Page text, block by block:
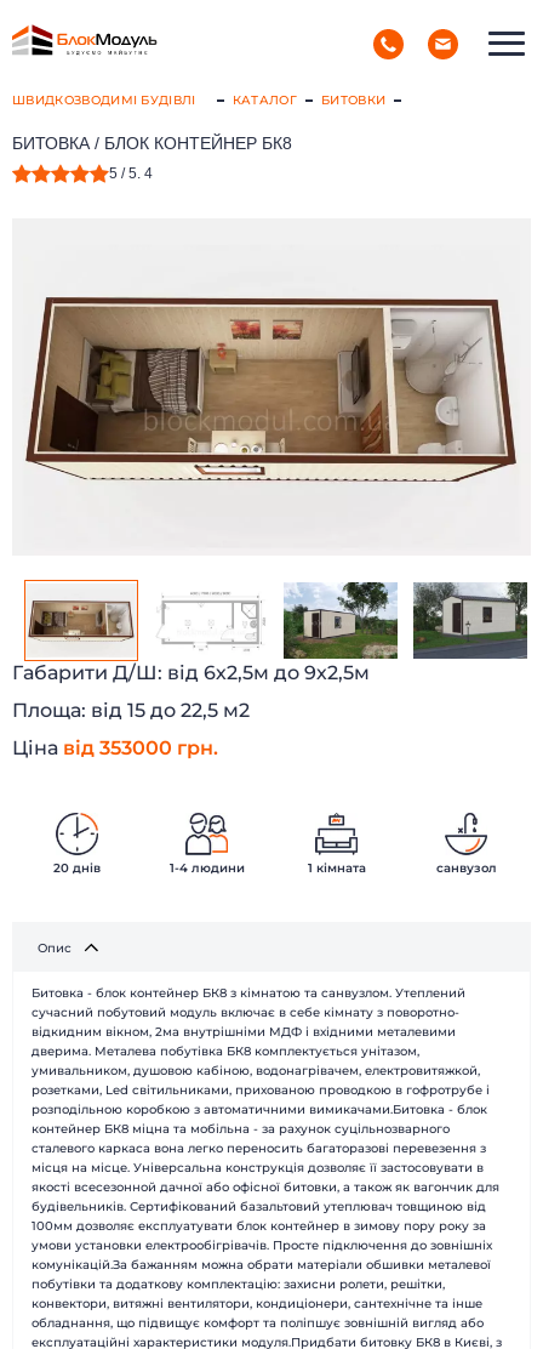
РУС
УКР
Головна
Каталог
Наші роботи
Про компанію
Наші клієнти
Технології
Доставка і монтаж
Питання-відповідь
Новини
Блог
Контакти
Відгуки
ШВИДКОЗВОДИМІ БУДІВЛІ КАТАЛОГ БИТОВКИ
БИТОВКА / БЛОК КОНТЕЙНЕР БК8
5 / 5. 4
Габарити Д/Ш: від 6х2,5м до 9х2,5м
Площа: від 15 до 22,5 м2
Ціна від 353000 грн.
20 днів 1-4 людини 1 кімната санвузол
Опис
Битовка - блок контейнер БК8 з кімнатою та санвузлом. Утеплений
сучасний побутовий модуль включає в себе кімнату з поворотно-
відкидним вікном, 2ма внутрішніми МДФ і вхідними металевими
дверима. Металева побутівка БК8 комплектується унітазом,
умивальником, душовою кабіною, водонагрівачем, електровитяжкой,
розетками, Led світильниками, прихованою проводкою в гофротрубе і
розподільною коробкою з автоматичними вимикачами.Битовка - блок
контейнер БК8 міцна та мобільна - за рахунок суцільнозварного
сталевого каркаса вона легко переносить багаторазові перевезення з
місця на місце. Універсальна конструкція дозволяє її застосовувати в
якості всесезонной дачної або офісної битовки, а також як вагончик для
будівельників. Сертифікований базальтовий утеплювач товщиною від
100мм дозволяє експлуатувати блок контейнер в зимову пору року за
умови установки електрообігрівачів. Просте підключення до зовнішніх
комунікацій.За бажанням можна обрати матеріали обшивки металевої
побутівки та додаткову комплектацію: захисни ролети, решітки,
конвектори, витяжнi вентилятори, кондиціонери, сантехнічне та інше
обладнання, що підвищує комфорт та поліпшує зовнішній вигляд або
експлуатаційні характеристики модуля.Придбати битовку БК8 в Києві, з